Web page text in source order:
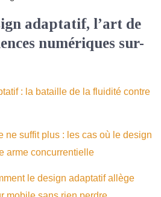
adaptatif, l’art de
numériques sur-
: la bataille de la fluidité contre
ne suffit plus : les cas où le design
arme concurrentielle
le design adaptatif allège